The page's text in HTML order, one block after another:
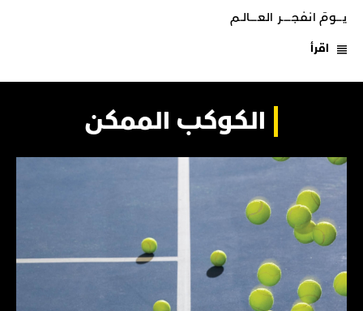
يـــومَ انفجـــــر العــــالـم
اقرأ
الكوكب الممكن